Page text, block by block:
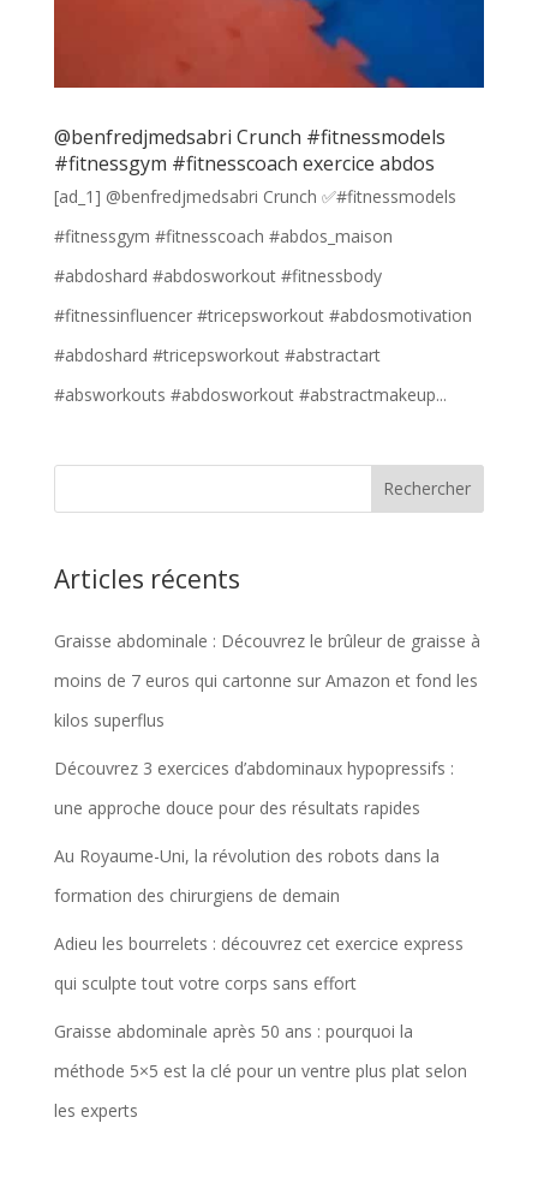
@benfredjmedsabri Crunch #fitnessmodels
#fitnessgym #fitnesscoach exercice abdos
[ad_1] @benfredjmedsabri Crunch ✅#fitnessmodels
#fitnessgym #fitnesscoach #abdos_maison
#abdoshard #abdosworkout #fitnessbody
#fitnessinfluencer #tricepsworkout #abdosmotivation
#abdoshard #tricepsworkout #abstractart
#absworkouts #abdosworkout #abstractmakeup...
Articles récents
Graisse abdominale : Découvrez le brûleur de graisse à
moins de 7 euros qui cartonne sur Amazon et fond les
kilos superflus
Découvrez 3 exercices d’abdominaux hypopressifs :
une approche douce pour des résultats rapides
Au Royaume-Uni, la révolution des robots dans la
formation des chirurgiens de demain
Adieu les bourrelets : découvrez cet exercice express
qui sculpte tout votre corps sans effort
Graisse abdominale après 50 ans : pourquoi la
méthode 5×5 est la clé pour un ventre plus plat selon
les experts